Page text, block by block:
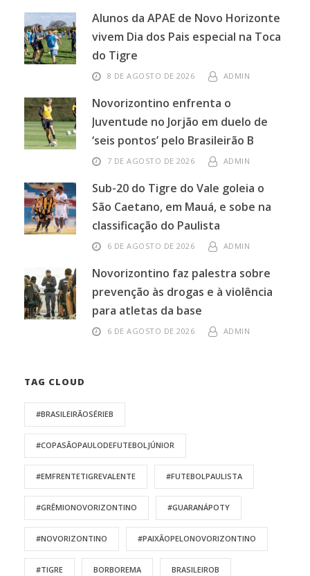
Alunos da APAE de Novo Horizonte
vivem Dia dos Pais especial na Toca
do Tigre
8 DE AGOSTO DE 2026 ADMIN
Novorizontino enfrenta o
Juventude no Jorjão em duelo de
‘seis pontos’ pelo Brasileirão B
7 DE AGOSTO DE 2026 ADMIN
Sub-20 do Tigre do Vale goleia o
São Caetano, em Mauá, e sobe na
classificação do Paulista
6 DE AGOSTO DE 2026 ADMIN
Novorizontino faz palestra sobre
prevenção às drogas e à violência
para atletas da base
6 DE AGOSTO DE 2026 ADMIN
TAG CLOUD
#BRASILEIRÃOSÉRIEB
#COPASÃOPAULODEFUTEBOLJÚNIOR
#EMFRENTETIGREVALENTE #FUTEBOLPAULISTA
#GRÊMIONOVORIZONTINO #GUARANÁPOTY
#NOVORIZONTINO #PAIXÃOPELONOVORIZONTINO
#TIGRE BORBOREMA BRASILEIROB